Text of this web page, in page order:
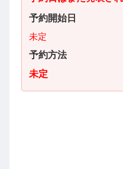
予約開始日
未定
予約方法
未定